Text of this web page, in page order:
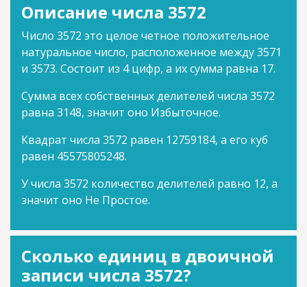
Описание числа 3572
Число 3572 это целое четное положительное
натуральное число, расположенное между 3571
и 3573. Состоит из 4 цифр, а их сумма равна 17.
Сумма всех собственных делителей числа 3572
равна 3148, значит оно Избыточное.
Квадрат числа 3572 равен 12759184, а его куб
равен 45575805248.
У числа 3572 количество делителей равно 12, а
значит оно Не Простое.
Сколько единиц в двоичной
записи числа 3572?